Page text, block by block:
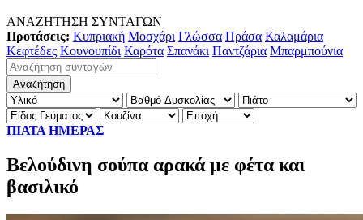
ΑΝΑΖΗΤΗΣΗ ΣΥΝΤΑΓΩΝ
Προτάσεις: Κυπριακή Μοσχάρι Γλώσσα Πράσα Καλαμάρια
Κεφτέδες Κουνουπίδι Καρότα Σπανάκι Παντζάρια Μπαρμπούνια
ΠΙΑΤΑ ΗΜΕΡΑΣ
Βελούδινη σούπα αρακά με φέτα και
βασιλικό